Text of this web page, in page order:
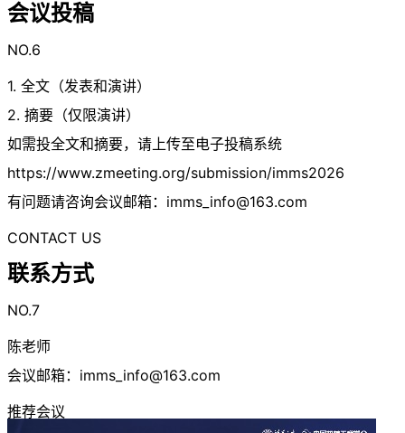
会议投稿
NO.6
1. 全文（发表和演讲）
2. 摘要（仅限演讲）
如需投全文和摘要，请上传至电子投稿系统
https://www.zmeeting.org/submission/imms2026
有问题请咨询会议邮箱： imms_info@163.com
CONTACT US
联系方式
NO.7
陈老师
会议邮箱： imms_info@163.com
推荐会议